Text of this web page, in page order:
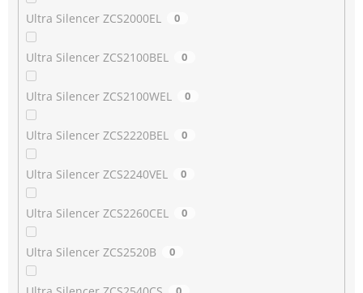
Ultra Silencer ZCS2000EL 0
Ultra Silencer ZCS2100BEL 0
Ultra Silencer ZCS2100WEL 0
Ultra Silencer ZCS2220BEL 0
Ultra Silencer ZCS2240VEL 0
Ultra Silencer ZCS2260CEL 0
Ultra Silencer ZCS2520B 0